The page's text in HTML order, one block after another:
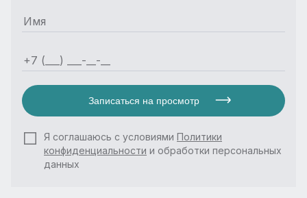
Записаться на просмотр
Я соглашаюсь с условиями Политики
конфиденциальности и обработки персональных
данных